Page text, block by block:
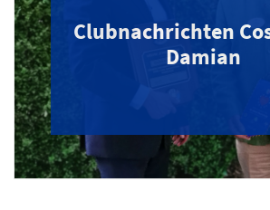
Clubnachrichten
Damian